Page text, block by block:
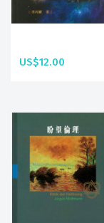
US$12.00